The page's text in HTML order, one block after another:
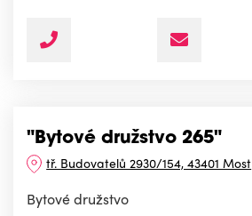
"Bytové družstvo 265"
tř. Budovatelů 2930/154, 43401 Most
Bytové družstvo